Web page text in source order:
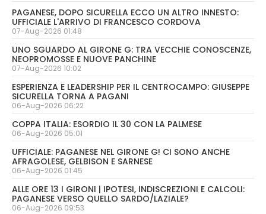
PAGANESE, DOPO SICURELLA ECCO UN ALTRO INNESTO:
UFFICIALE L'ARRIVO DI FRANCESCO CORDOVA
07-Aug-2026 01:48
UNO SGUARDO AL GIRONE G: TRA VECCHIE CONOSCENZE,
NEOPROMOSSE E NUOVE PANCHINE
07-Aug-2026 10:02
ESPERIENZA E LEADERSHIP PER IL CENTROCAMPO: GIUSEPPE
SICURELLA TORNA A PAGANI
06-Aug-2026 06:22
COPPA ITALIA: ESORDIO IL 30 CON LA PALMESE
06-Aug-2026 05:01
UFFICIALE: PAGANESE NEL GIRONE G! CI SONO ANCHE
AFRAGOLESE, GELBISON E SARNESE
06-Aug-2026 01:45
ALLE ORE 13 I GIRONI | IPOTESI, INDISCREZIONI E CALCOLI:
PAGANESE VERSO QUELLO SARDO/LAZIALE?
06-Aug-2026 09:53